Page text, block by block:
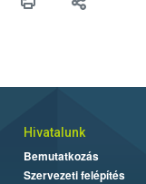
Hivatalunk
Bemutatkozás
Szervezeti felépítés